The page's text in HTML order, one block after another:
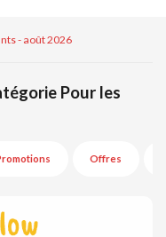
- août 2026
Pour les
Offres